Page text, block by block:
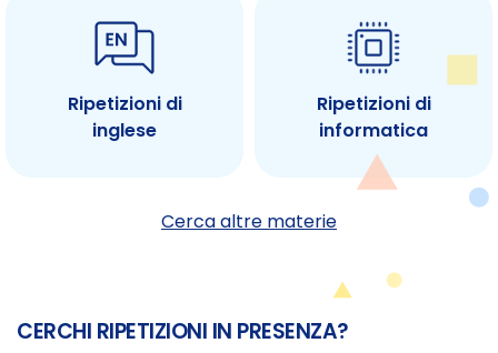
Ripetizioni di
inglese
Ripetizioni di
informatica
Cerca altre materie
CERCHI RIPETIZIONI IN PRESENZA?